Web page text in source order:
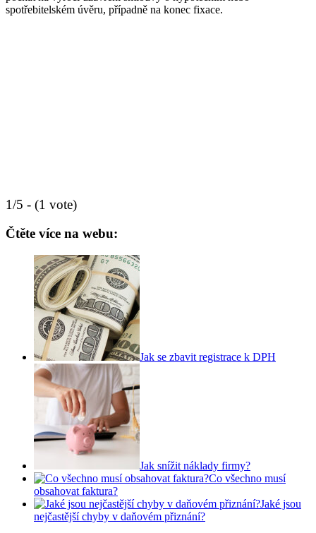
spotřebitelském úvěru, případně na konec fixace.
1/5 - (1 vote)
Čtěte více na webu:
Jak se zbavit registrace k DPH
Jak snížit náklady firmy?
Co všechno musí
obsahovat faktura?
Jaké jsou
nejčastější chyby v daňovém přiznání?